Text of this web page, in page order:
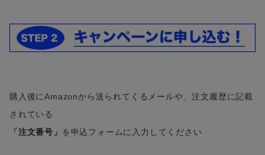
購入後にAmazonから送られてくるメールや、注文履歴に記載
されている
「注文番号」
を申込フォームに入力してください